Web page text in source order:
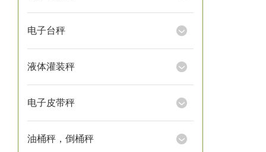
电子台秤
液体灌装秤
电子皮带秤
油桶秤，倒桶秤